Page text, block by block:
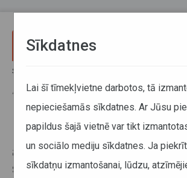
Sākums
Austrijā
Par ziemas riepām un to
aprīkošanu ar ķēdēm
sezonā Austrijā
Sīkdatnes
Lai šī tīmekļvietne darbotos, tā
nepieciešamās sīkdatnes. Ar Jūsu
papildus šajā vietnē var tikt
un sociālo mediju sīkdatnes. Ja
sīkdatņu izmantošanai, lūdzu,